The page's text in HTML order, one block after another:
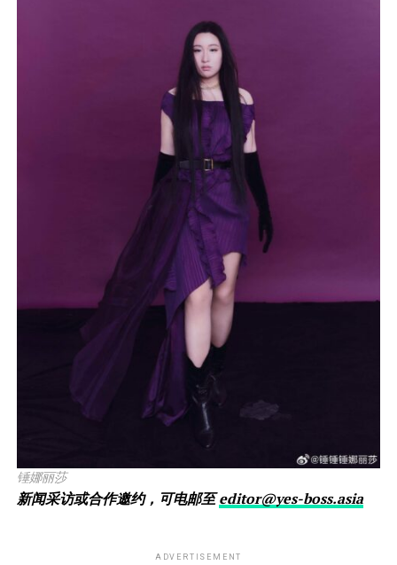
锤娜丽莎
新闻采访或合作邀约，可电邮至editor@yes-boss.asia
ADVERTISEMENT